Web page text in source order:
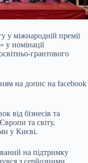
у міжнародній премії
у номінації
грантового
на допис на facebook
від бізнесів та
та світу.
у Києві.
на підтримку